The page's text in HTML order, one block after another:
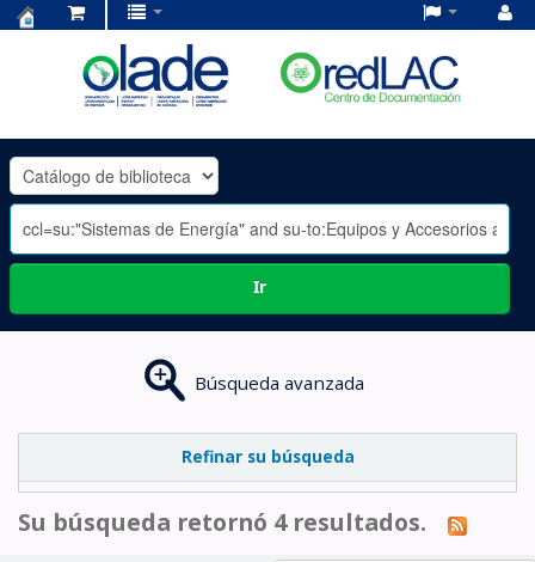
OLADE
-
Ir
Búsqueda avanzada
Refinar su búsqueda
Su búsqueda retornó 4 resultados.